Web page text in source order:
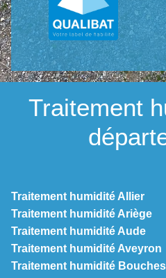
Traitement
Traitement humidité Allier
Traitement humidité Ariège
Traitement humidité Aude
Traitement humidité Aveyron
Traitement humidité